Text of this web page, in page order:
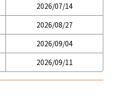
2026/07/14
2026/08/27
2026/09/04
2026/09/11